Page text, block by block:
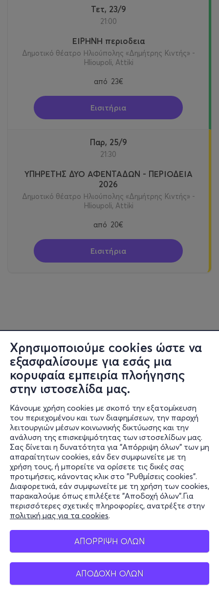
Χρησιμοποιούμε cookies ώστε να
εξασφαλίσουμε για εσάς μια
κορυφαία εμπειρία πλοήγησης
στην ιστοσελίδα μας.
Κάνουμε χρήση cookies με σκοπό την εξατομίκευση
του περιεχομένου και των διαφημίσεων, την παροχή
λειτουργιών μέσων κοινωνικής δικτύωσης και την
ανάλυση της επισκεψιμότητας των ιστοσελίδων μας.
Σας δίνεται η δυνατότητα για "Απόρριψη όλων" των μη
απαραίτητων cookies, εάν δεν συμφωνείτε με τη
χρήση τους, ή μπορείτε να ορίσετε τις δικές σας
προτιμήσεις, κάνοντας κλικ στο "Ρυθμίσεις cookies".
Διαφορετικά, εάν συμφωνείτε με τη χρήση των cookies,
παρακαλούμε όπως επιλέξετε "Αποδοχή όλων".Για
περισσότερες σχετικές πληροφορίες, ανατρέξτε στην
πολιτική μας για τα cookies.
ΑΠΟΡΡΙΨΗ ΟΛΩΝ
ΑΠΟΔΟΧΗ ΟΛΩΝ
Τετ, 23/9
21:00
ΕΙΡΗΝΗ περιοδεια
Δημοτικό θέατρο Ηλιούπολης «Δημήτρης Κιντής» -
Hlioupoli, Attiki
από 23€
Εισιτήρια
Παρ, 25/9
21:30
ΥΠΗΡΕΤΗΣ ΔΥΟ ΑΦΕΝΤΑΔΩΝ - ΠΕΡΙΟΔΕΙΑ
2026
Δημοτικό θέατρο Ηλιούπολης «Δημήτρης Κιντής» -
Hlioupoli, Attiki
από 20€
Εισιτήρια
Πληροφορίες
Υποστήριξη
Stay Connected
Mobile app